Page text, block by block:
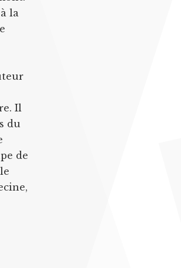
la
Il
du
de